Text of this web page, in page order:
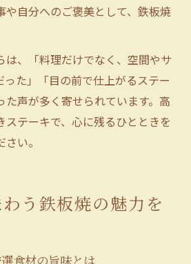
や自分へのご褒美として、鉄板焼
は、「料理だけでなく、空間やサ
った」「目の前で仕上がるステー
た声が多く寄せられています。高
ステーキで、心に残るひとときを
い。
う鉄板焼の魅力を